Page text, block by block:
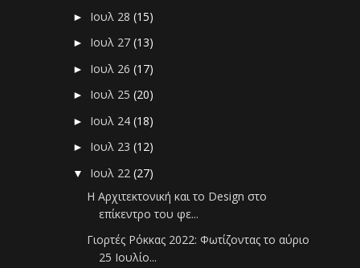
► Ιουλ 28(15)
► Ιουλ 27(13)
► Ιουλ 26(17)
► Ιουλ 25(20)
► Ιουλ 24(18)
► Ιουλ 23(12)
▼ Ιουλ 22(27)
Η Αρχιτεκτονική και το Design στο
επίκεντρο του φε...
Γιορτές Ρόκκας 2022: Φωτίζοντας το αύριο
25 Ιουλίο...